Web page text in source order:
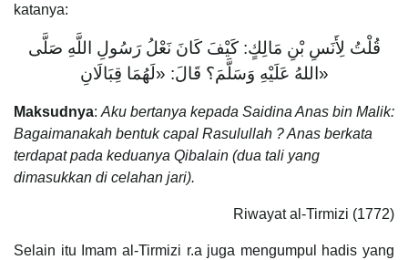
katanya:
قُلْتُ لِأَنَسِ بْنِ مَالِكٍ: كَيْفَ كَانَ نَعْلُ رَسُولِ اللَّهِ صَلَّى
اللهُ عَلَيْهِ وَسَلَّمَ؟ قَالَ: «لَهُمَا قِبَالَانِ»
Maksudnya: Aku bertanya kepada Saidina Anas bin Malik:
Bagaimanakah bentuk capal Rasulullah ? Anas berkata
terdapat pada keduanya Qibalain (dua tali yang
dimasukkan di celahan jari).
Riwayat al-Tirmizi (1772)
Selain itu Imam al-Tirmizi r.a juga mengumpul hadis yang